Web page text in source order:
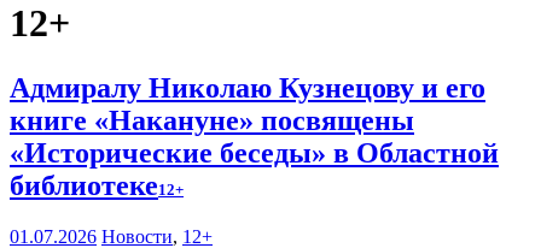
12+
Адмиралу Николаю Кузнецову и его
книге «Накануне» посвящены
«Исторические беседы» в Областной
библиотеке12+
01.07.2026 Новости, 12+